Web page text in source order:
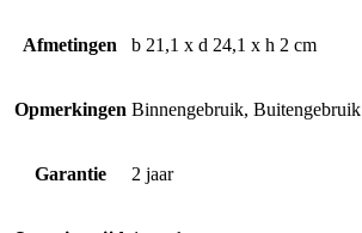
Afmetingen b 21,1 x d 24,1 x h 2 cm
Opmerkingen Binnengebruik, Buitengebruik
Garantie 2 jaar